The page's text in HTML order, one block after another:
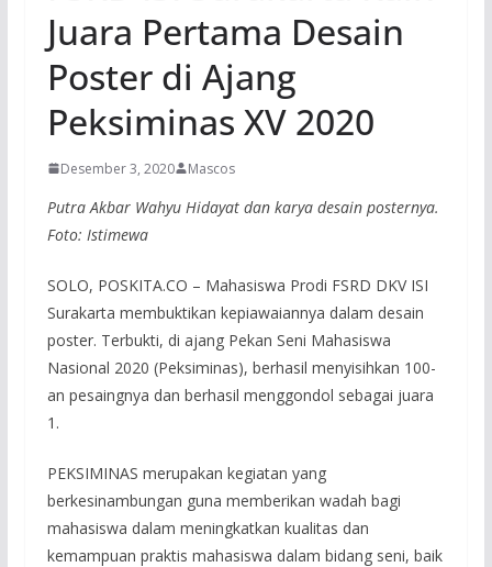
Juara Pertama Desain
Poster di Ajang
Peksiminas XV 2020
Desember 3, 2020 Mascos
Putra Akbar Wahyu Hidayat dan karya desain posternya.
Foto: Istimewa
SOLO, POSKITA.CO – Mahasiswa Prodi FSRD DKV ISI
Surakarta membuktikan kepiawaiannya dalam desain
poster. Terbukti, di ajang Pekan Seni Mahasiswa
Nasional 2020 (Peksiminas), berhasil menyisihkan 100-
an pesaingnya dan berhasil menggondol sebagai juara
1.
PEKSIMINAS merupakan kegiatan yang
berkesinambungan guna memberikan wadah bagi
mahasiswa dalam meningkatkan kualitas dan
kemampuan praktis mahasiswa dalam bidang seni, baik